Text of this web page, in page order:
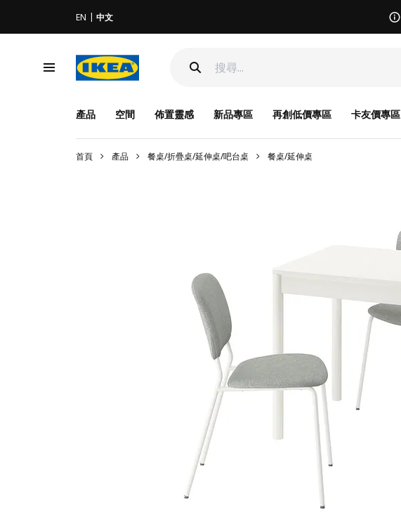
EN 中文
產品 空間 佈置靈感 新品專區 再創低價專區 卡友價專區
首頁 產品 餐桌/折疊桌/延伸桌/吧台桌 餐桌/延伸桌